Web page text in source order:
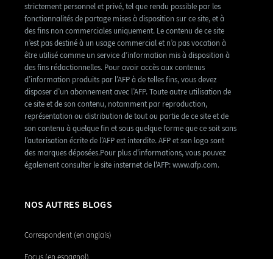
strictement personnel et privé, tel que rendu possible par les
fonctionnalités de partage mises à disposition sur ce site, et à
des fins non commerciales uniquement. Le contenu de ce site
n’est pas destiné à un usage commercial et n’a pas vocation à
être utilisé comme un service d’information mis à disposition à
des fins rédactionnelles. Pour avoir accès aux contenus
d’information produits par l’AFP à de telles fins, vous devez
disposer d’un abonnement avec l’AFP. Toute autre utilisation de
ce site et de son contenu, notamment par reproduction,
représentation ou distribution de tout ou partie de ce site et de
son contenu à quelque fin et sous quelque forme que ce soit sans
l’autorisation écrite de l’AFP est interdite. AFP et son logo sont
des marques déposées.Pour plus d'informations, vous pouvez
également consulter le site insternet de l'AFP: www.afp.com.
NOS AUTRES BLOGS
Correspondent (en anglais)
Focus (en espagnol)